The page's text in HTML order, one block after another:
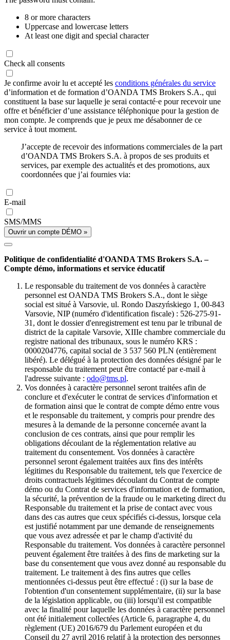
8 or more characters
Uppercase and lowercase letters
At least one digit and special character
Check all consents
Je confirme avoir lu et accepté les conditions générales du service
d’information et de formation d’OANDA TMS Brokers S.A., qui
constituent la base sur laquelle je serai contacté·e pour recevoir une
offre et bénéficier d’une assistance téléphonique pour la gestion de
mon compte. Je comprends que je peux me désabonner de ce
service à tout moment.
J’accepte de recevoir des informations commerciales de la part
d’OANDA TMS Brokers S.A. à propos de ses produits et
services, par exemple des actualités et des promotions, aux
coordonnées que j’ai fournies via:
E-mail
SMS/MMS
Ouvrir un compte DÉMO »
Politique de confidentialité d'OANDA TMS Brokers S.A. –
Compte démo, informations et service éducatif
Le responsable du traitement de vos données à caractère
personnel est OANDA TMS Brokers S.A., dont le siège
social est situé à Varsovie, ul. Rondo Daszyńskiego 1, 00-843
Varsovie, NIP (numéro d'identification fiscale) : 526-275-91-
31, dont le dossier d'enregistrement est tenu par le tribunal de
district de la capitale Varsovie, XIIIe chambre commerciale du
registre national des tribunaux, sous le numéro KRS :
0000204776, capital social de 3 537 560 PLN (entièrement
libéré). Le délégué à la protection des données désigné par le
responsable du traitement peut être contacté par e-mail à
l'adresse suivante : odo@tms.pl.
Vos données à caractère personnel seront traitées afin de
conclure et d'exécuter le contrat de services d'information et
de formation ainsi que le contrat de compte démo entre vous
et le responsable du traitement, y compris pour prendre des
mesures à la demande de la personne concernée avant la
conclusion de ces contrats, ainsi que pour remplir les
obligations découlant de la réglementation relative au
traitement du consentement. Vos données à caractère
personnel seront également traitées aux fins des intérêts
légitimes du Responsable du traitement, tels que l'exercice de
droits contractuels légitimes découlant du Contrat de compte
démo ou du Contrat de services d'information et de formation,
la sécurité, la prévention de la fraude ou le marketing direct du
Responsable du traitement et la prise de contact avec vous
dans des cas autres que ceux spécifiés ci-dessus, lorsque cela
est justifié notamment par une demande de renseignements
que vous avez adressée et par le champ d'activité du
Responsable du traitement. Vos données à caractère personnel
peuvent également être traitées à des fins de marketing sur la
base du consentement que vous avez donné au responsable du
traitement. Le traitement à des fins autres que celles
mentionnées ci-dessus peut être effectué : (i) sur la base de
l'obtention d'un consentement supplémentaire, (ii) sur la base
de la législation applicable, ou (iii) lorsqu'il est compatible
avec la finalité pour laquelle les données à caractère personnel
ont été initialement collectées (Article 6, paragraphe 4, du
règlement (UE) 2016/679 du Parlement européen et du
Conseil du 27 avril 2016 relatif à la protection des personnes